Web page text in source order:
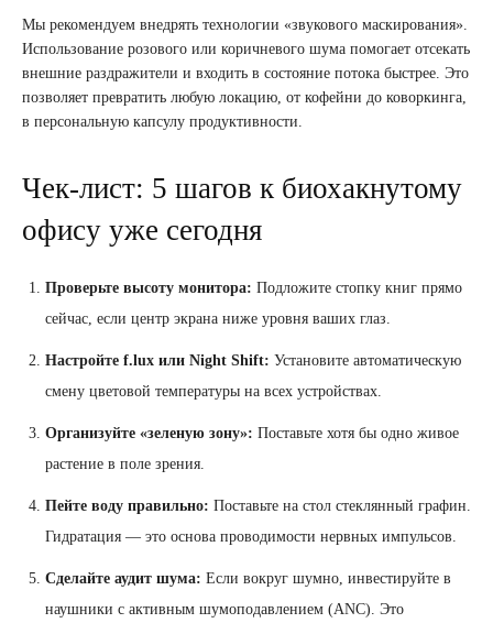
Мы рекомендуем внедрять технологии «звукового маскирования».
Использование розового или коричневого шума помогает отсекать
внешние раздражители и входить в состояние потока быстрее. Это
позволяет превратить любую локацию, от кофейни до коворкинга,
в персональную капсулу продуктивности.
Чек-лист: 5 шагов к биохакнутому
офису уже сегодня
Проверьте высоту монитора: Подложите стопку книг прямо
сейчас, если центр экрана ниже уровня ваших глаз.
Настройте f.lux или Night Shift: Установите автоматическую
смену цветовой температуры на всех устройствах.
Организуйте «зеленую зону»: Поставьте хотя бы одно живое
растение в поле зрения.
Пейте воду правильно: Поставьте на стол стеклянный графин.
Гидратация — это основа проводимости нервных импульсов.
Сделайте аудит шума: Если вокруг шумно, инвестируйте в
наушники с активным шумоподавлением (ANC). Это